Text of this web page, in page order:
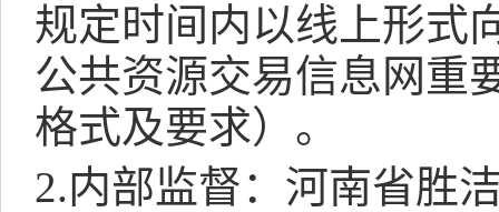
规定时间内以线上形式
公共资源交易信息网重
格式及要求）。
2.内部监督：河南省胜